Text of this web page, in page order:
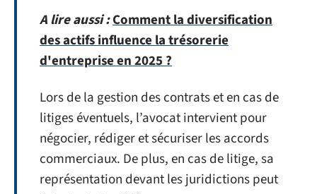
A lire aussi :Comment la diversification
des actifs influence la trésorerie
d'entreprise en 2025 ?
Lors de la gestion des contrats et en cas de
litiges éventuels, l’avocat intervient pour
négocier, rédiger et sécuriser les accords
commerciaux. De plus, en cas de litige, sa
représentation devant les juridictions peut